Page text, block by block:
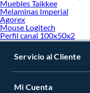
Muebles Taikkee
Melaminas Imperial
Agorex
Mouse Logitech
Perfil canal 100x50x2
Servicio al Cliente
Mi Cuenta